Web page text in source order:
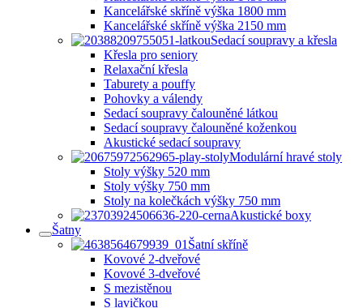
Kancelářské skříně výška 1800 mm
Kancelářské skříně výška 2150 mm
Sedací soupravy a křesla
Křesla pro seniory
Relaxační křesla
Taburety a pouffy
Pohovky a válendy
Sedací soupravy čalouněné látkou
Sedací soupravy čalouněné koženkou
Akustické sedací soupravy
Modulární hravé stoly
Stoly výšky 520 mm
Stoly výšky 750 mm
Stoly na kolečkách výšky 750 mm
Akustické boxy
Šatny
Šatní skříně
Kovové 2-dveřové
Kovové 3-dveřové
S mezistěnou
S lavičkou